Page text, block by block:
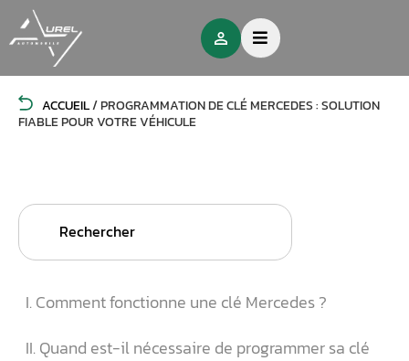
ACCUEIL/PROGRAMMATION DE CLÉ MERCEDES : SOLUTION
FIABLE POUR VOTRE VÉHICULE
Search
I. Comment fonctionne une clé Mercedes ?
II. Quand est-il nécessaire de programmer sa clé